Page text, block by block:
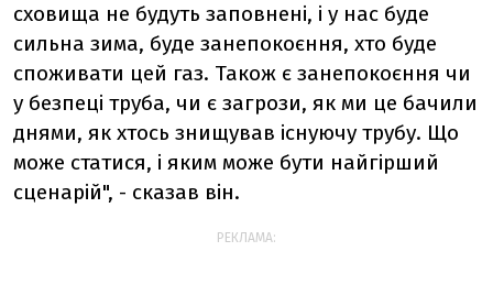
сховища не будуть заповнені, і у нас буде
сильна зима, буде занепокоєння, хто буде
споживати цей газ. Також є занепокоєння чи
у безпеці труба, чи є загрози, як ми це бачили
днями, як хтось знищував існуючу трубу. Що
може статися, і яким може бути найгірший
сценарій", - сказав він.
РЕКЛАМА: